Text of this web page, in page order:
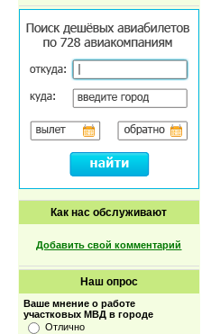
Как нас обслуживают
Добавить свой комментарий
Наш опрос
Ваше мнение о работе
участковых МВД в городе
Отлично